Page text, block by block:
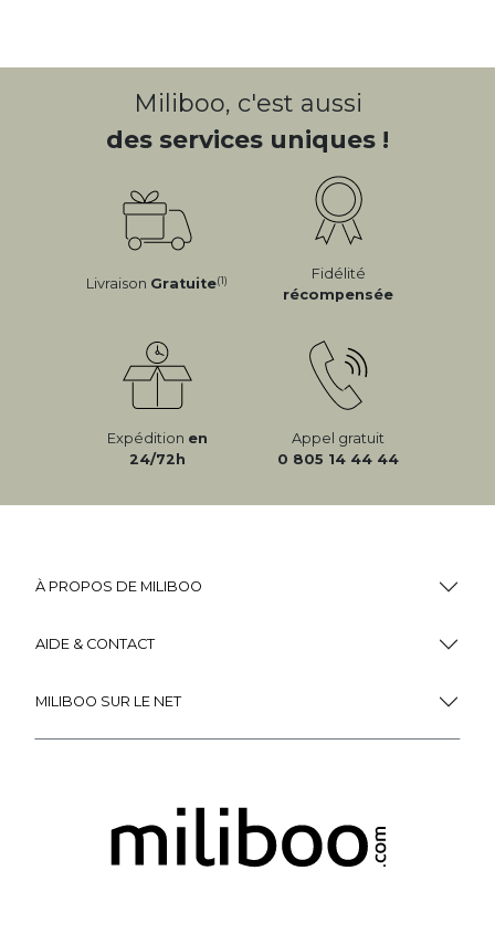
Miliboo, c'est aussi
des services uniques !
Livraison Gratuite(1)
Fidélité
récompensée
Expédition en
24/72h
Appel gratuit
0 805 14 44 44
À PROPOS DE MILIBOO
AIDE & CONTACT
MILIBOO SUR LE NET